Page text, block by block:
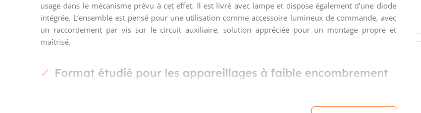
usage dans le mécanisme prévu à cet effet. Il est livré avec lampe et dispose également d’une diode
intégrée. L’ensemble est pensé pour une utilisation comme accessoire lumineux de commande, avec
un raccordement par vis sur le circuit auxiliaire, solution appréciée pour un montage propre et
maîtrisé.
Format étudié pour les appareillages à faible encombrement
l’équipement des commandes. Son principe d’intégration convient aux appareillages où l’espace